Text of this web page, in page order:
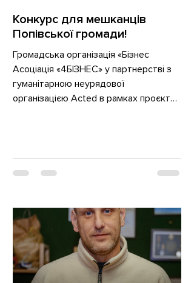
Конкурс для мешканців
Попівської громади!
Громадська організація «Бізнес
Асоціація «4БІЗНЕС» у партнерстві з
гуманітарною неурядової
організацією Acted в рамках проєкту
конфлікту населенню в Україні (2023 -
2026), запрошує громадян Попівської
Програмі екстреної підтримки засобів
до існування. Оголошується конкурс,
спрямований на підтримку
господарської діяльності (вкл